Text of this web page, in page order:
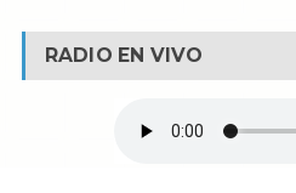
RADIO EN VIVO